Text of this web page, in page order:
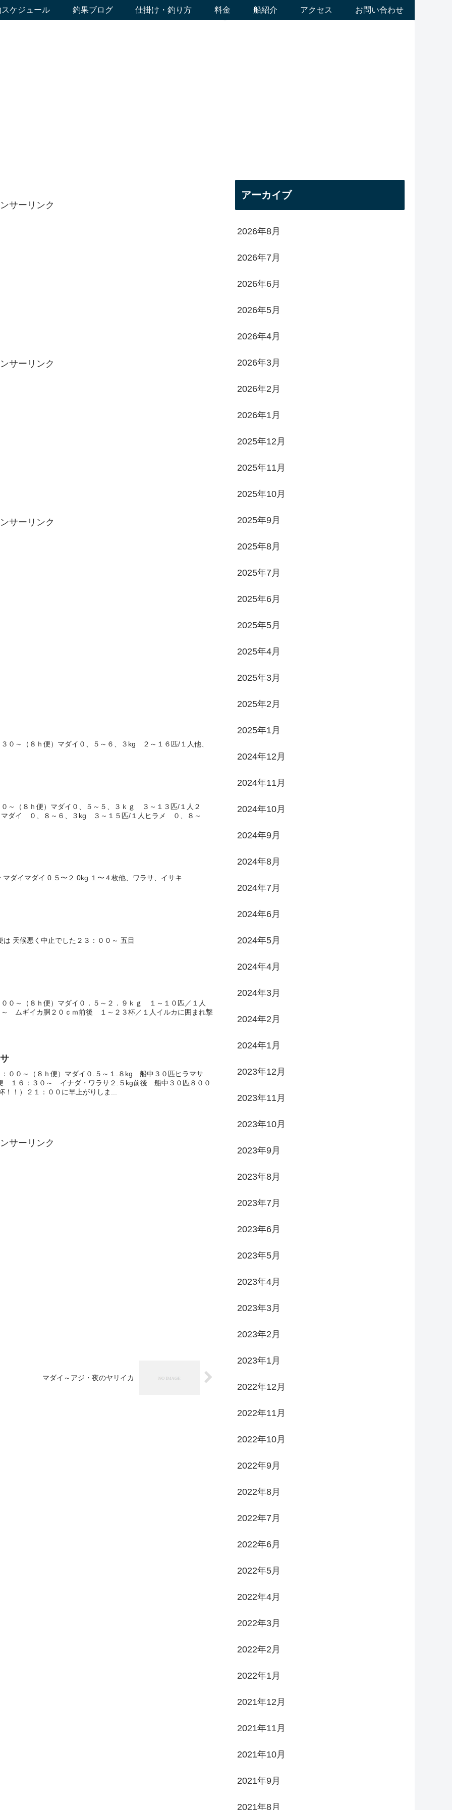
ケジュール 釣果ブログ 仕掛け・釣り方 料金 船紹介 アクセス お問い合わせ
サーリンク
サーリンク
サーリンク
０～（８ｈ便）マダイ０、５～６、３kg ２～１６匹/１人他、
～（８ｈ便）マダイ０、５～５、３ｋｇ ３～１３匹/１人２
ダイ ０、８～６、３kg ３～１５匹/１人ヒラメ ０、８～
ダイマダイ 0.５〜２.0kg １〜４枚他、ワラサ、イサキ
天候悪く中止でした２３：００～ 五目
０～（８ｈ便）マダイ０．５～２．９ｋｇ １～１０匹／１人
ムギイカ胴２０ｃｍ前後 １～２３杯／１人イルカに囲まれ撃
００～（８ｈ便）マダイ０.５～１.８kg 船中３０匹ヒラマサ
１６：３０～ イナダ・ワラサ２.５kg前後 船中３０匹８００
！！）２１：００に早上がりしま...
サーリンク
マダイ～アジ・夜のヤリイカ
アーカイブ
2026年8月
2026年7月
2026年6月
2026年5月
2026年4月
2026年3月
2026年2月
2026年1月
2025年12月
2025年11月
2025年10月
2025年9月
2025年8月
2025年7月
2025年6月
2025年5月
2025年4月
2025年3月
2025年2月
2025年1月
2024年12月
2024年11月
2024年10月
2024年9月
2024年8月
2024年7月
2024年6月
2024年5月
2024年4月
2024年3月
2024年2月
2024年1月
2023年12月
2023年11月
2023年10月
2023年9月
2023年8月
2023年7月
2023年6月
2023年5月
2023年4月
2023年3月
2023年2月
2023年1月
2022年12月
2022年11月
2022年10月
2022年9月
2022年8月
2022年7月
2022年6月
2022年5月
2022年4月
2022年3月
2022年2月
2022年1月
2021年12月
2021年11月
2021年10月
2021年9月
2021年8月